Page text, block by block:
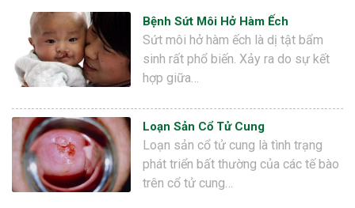
Bệnh Sứt Môi Hở Hàm Ếch
Sứt môi hở hàm ếch là dị tật bẩm
sinh rất phổ biến. Xảy ra do sự kết
hợp giữa…
Loạn Sản Cổ Tử Cung
Loạn sản cổ tử cung là tình trạng
phát triển bất thường của các tế bào
trên cổ tử cung…